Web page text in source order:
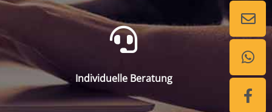
Individuelle Beratung